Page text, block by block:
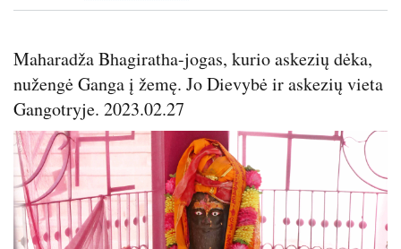
Maharadža Bhagiratha-jogas, kurio askezių dėka,
nužengė Ganga į žemę. Jo Dievybė ir askezių vieta
Gangotryje. 2023.02.27
Image